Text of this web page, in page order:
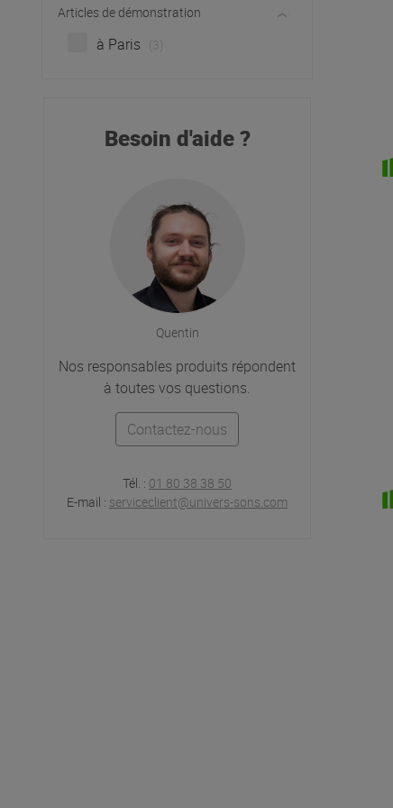
Articles de démonstration
à Paris (3)
Besoin d'aide ?
Quentin
Nos responsables produits répondent
à toutes vos questions.
Contactez-nous
Tél. : 01 80 38 38 50
E-mail : serviceclient@univers-sons.com